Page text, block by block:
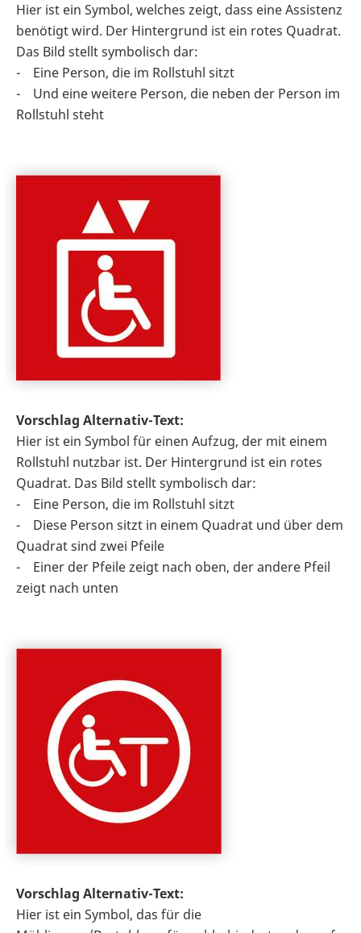
Hier ist ein Symbol, welches zeigt, dass eine Assistenz
benötigt wird. Der Hintergrund ist ein rotes Quadrat.
Das Bild stellt symbolisch dar:
- Eine Person, die im Rollstuhl sitzt
- Und eine weitere Person, die neben der Person im
Rollstuhl steht
Vorschlag Alternativ-Text:
Hier ist ein Symbol für einen Aufzug, der mit einem
Rollstuhl nutzbar ist. Der Hintergrund ist ein rotes
Quadrat. Das Bild stellt symbolisch dar:
- Eine Person, die im Rollstuhl sitzt
- Diese Person sitzt in einem Quadrat und über dem
Quadrat sind zwei Pfeile
- Einer der Pfeile zeigt nach oben, der andere Pfeil
zeigt nach unten
Vorschlag Alternativ-Text:
Hier ist ein Symbol, das für die